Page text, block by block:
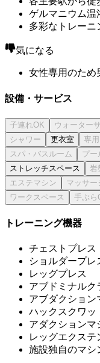
ゲルマニウム温
多彩なトレーニ
気になる
女性専用のため
設備・サービス
更衣室
ストレッチスペース
トレーニング機器
チェストプレス
ショルダープレ
レッグプレス
アブドミナルク
アブダクション
ハックスクワッ
アダクションマ
レッグエクステ
施設独自のマシ